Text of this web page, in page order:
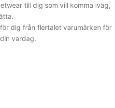
till dig som vill komma iväg,
dig från flertalet varumärken för
vardag.